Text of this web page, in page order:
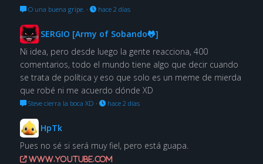
O una buena gripe. · hace 2 días
SERGIO [Army of Sobando🐸]
Ni idea, pero desde luego la gente reacciona, 400
comentarios, todo el mundo tiene algo que decir cuando
se trata de política y eso que solo es un meme de mierda
que robé ni me acuerdo dónde XD
Steve cierra la boca XD · hace 2 días
HpTk
Pues no sé si será muy fiel, pero está guapa.
www.youtube.com